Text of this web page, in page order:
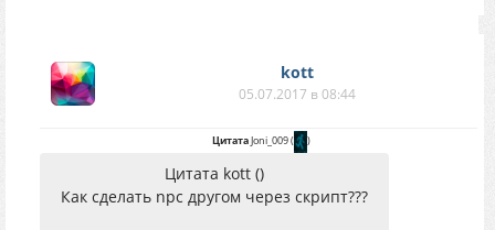
kott
05.07.2017 в 08:44
ЦитатаJoni_009( )
Цитата kott ()
Как сделать npc другом через скрипт???